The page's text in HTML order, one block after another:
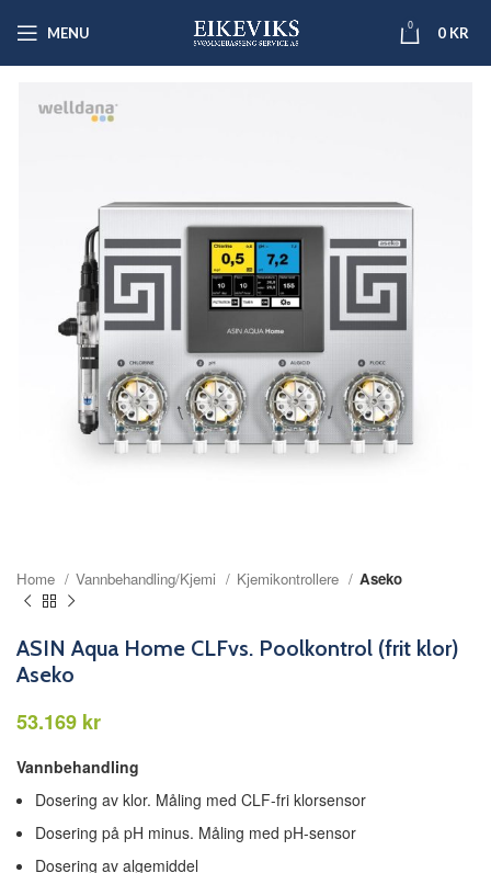
MENU 0 0 KR
Home Vannbehandling/Kjemi Kjemikontrollere Aseko
ASIN Aqua Home CLFvs. Poolkontrol (frit klor)
Aseko
kr
Vannbehandling
Dosering av klor. Måling med CLF-fri klorsensor
Dosering på pH minus. Måling med pH-sensor
Dosering av algemiddel